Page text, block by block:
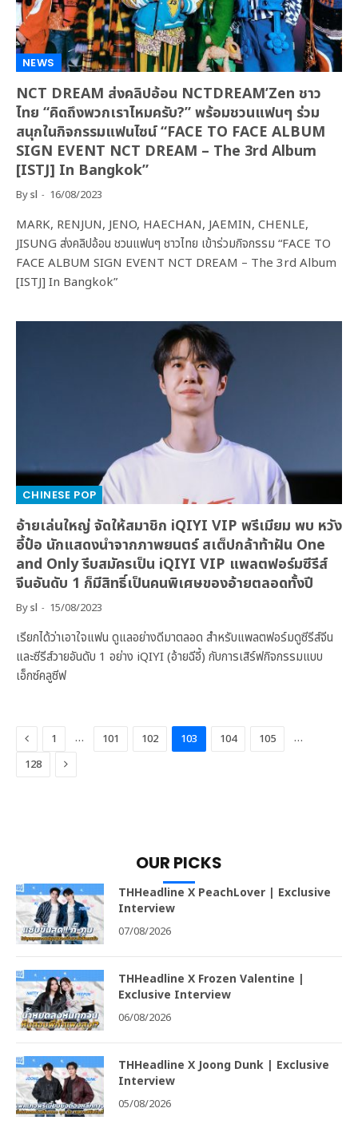
NEWS
NCT DREAM ส่งคลิปอ้อน NCTDREAM’Zen ชาว
ไทย “คิดถึงพวกเราไหมครับ?” พร้อมชวนแฟนๆ ร่วม
สนุกในกิจกรรมแฟนไซน์ “FACE TO FACE ALBUM
SIGN EVENT NCT DREAM – The 3rd Album
[ISTJ] In Bangkok”
Bysl 16/08/2023
MARK, RENJUN, JENO, HAECHAN, JAEMIN, CHENLE,
JISUNG ส่งคลิปอ้อน ชวนแฟนๆ ชาวไทย เข้าร่วมกิจกรรม “FACE TO
FACE ALBUM SIGN EVENT NCT DREAM – The 3rd Album
[ISTJ] In Bangkok”
CHINESE POP
อ้ายเล่นใหญ่ จัดให้สมาชิก iQIYI VIP พรีเมียม พบ หวัง
อี้ป๋อ นักแสดงนำจากภาพยนตร์ สเต็ปกล้าท้าฝัน One
and Only รีบสมัครเป็น iQIYI VIP แพลตฟอร์มซีรีส์
จีนอันดับ 1 ก็มีสิทธิ์เป็นคนพิเศษของอ้ายตลอดทั้งปี
Bysl 15/08/2023
เรียกได้ว่าเอาใจแฟน ดูแลอย่างดีมาตลอด สำหรับแพลตฟอร์มดูซีรีส์จีน
และซีรีส์วายอันดับ 1 อย่าง iQIYI (อ้ายฉีอี้) กับการเสิร์ฟกิจกรรมแบบ
เอ็กซ์คลูซีฟ
Previous
1 … 101 102 103 104 105
…
128
Next
OUR PICKS
THHeadline X PeachLover | Exclusive
Interview
07/08/2026
THHeadline X Frozen Valentine |
Exclusive Interview
06/08/2026
THHeadline X Joong Dunk | Exclusive
Interview
05/08/2026